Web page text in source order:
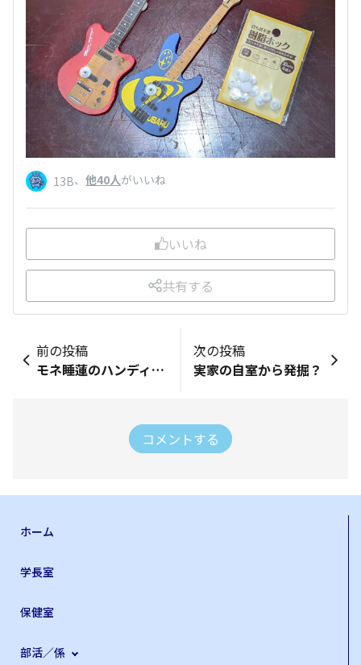
13B、 他40人がいいね
いいね
共有する
前の投稿
モネ睡蓮のハンディタオル
次の投稿
実家の自室から発掘？
コメントする
ホーム
学長室
保健室
部活／係